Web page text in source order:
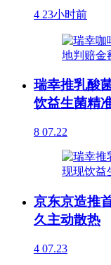
4 23小时前
瑞幸推乳酸
饮益生菌精
8 07.22
京东京造推
久主动散热
4 07.23